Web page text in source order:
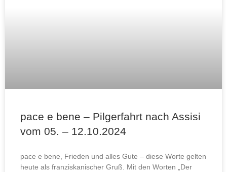
pace e bene – Pilgerfahrt nach Assisi
vom 05. – 12.10.2024
pace e bene, Frieden und alles Gute – diese Worte gelten
heute als franziskanischer Gruß. Mit den Worten „Der